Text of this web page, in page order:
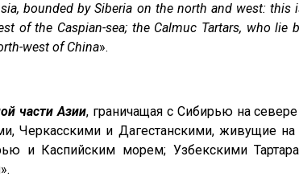
bounded by Siberia on the north and west:
of the Caspian-sea; the Calmuc Tartars, who
west of China».
части Азии, граничащая с Сибирью на
Черкасскими и Дагестанскими, живущие
и Каспийским морем; Узбекскими